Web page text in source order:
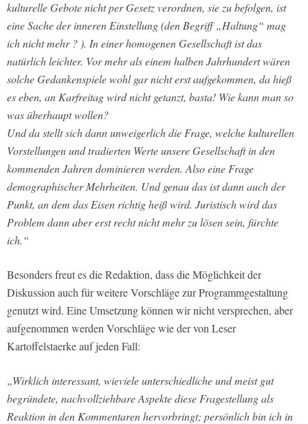
kulturelle Gebote nicht per Gesetz verordnen, sie zu befolgen, ist
eine Sache der inneren Einstellung (den Begriff „Haltung“ mag
ich nicht mehr ? ). In einer homogenen Gesellschaft ist das
natürlich leichter. Vor mehr als einem halben Jahrhundert wären
solche Gedankenspiele wohl gar nicht erst aufgekommen, da hieß
es eben, an Karfreitag wird nicht getanzt, basta! Wie kann man so
was überhaupt wollen?
Und da stellt sich dann unweigerlich die Frage, welche kulturellen
Vorstellungen und tradierten Werte unsere Gesellschaft in den
kommenden Jahren dominieren werden. Also eine Frage
demographischer Mehrheiten. Und genau das ist dann auch der
Punkt, an dem das Eisen richtig heiß wird. Juristisch wird das
Problem dann aber erst recht nicht mehr zu lösen sein, fürchte
ich.“
Besonders freut es die Redaktion, dass die Möglichkeit der
Diskussion auch für weitere Vorschläge zur Programmgestaltung
genutzt wird. Eine Umsetzung können wir nicht versprechen, aber
aufgenommen werden Vorschläge wie der von Leser
Kartoffelstaerke auf jeden Fall:
„Wirklich interessant, wieviele unterschiedliche und meist gut
begründete, nachvollziehbare Aspekte diese Fragestellung als
Reaktion in den Kommentaren hervorbringt; persönlich bin ich in